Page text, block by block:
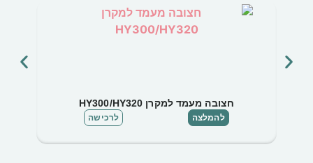
חצובה מעמד למקרן HY300/HY320
להמלצה לרכישה